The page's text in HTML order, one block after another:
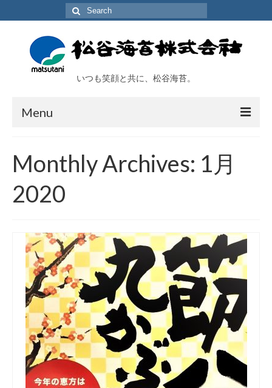
Search
for:
いつも笑顔と共に、松谷海苔。
Menu
会社概要
工場及び施設
海苔アラカルト
オンラインショップ
SDGsへの取組み
お知らせ
お問い合わせ
リクルート
Monthly Archives: 1月
2020